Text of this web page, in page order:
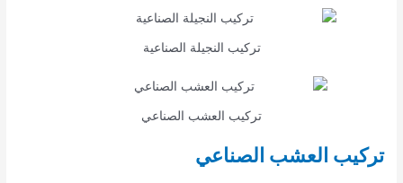
تركيب النجيلة الصناعية
تركيب العشب الصناعي
تركيب العشب الصناعي